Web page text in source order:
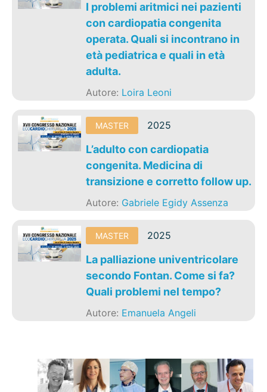
I problemi aritmici nei pazienti
con cardiopatia congenita
operata. Quali si incontrano in
età pediatrica e quali in età
adulta.
Autore: Loira Leoni
MASTER 2025
L’adulto con cardiopatia
congenita. Medicina di
transizione e corretto follow up.
Autore: Gabriele Egidy Assenza
MASTER 2025
La palliazione univentricolare
secondo Fontan. Come si fa?
Quali problemi nel tempo?
Autore: Emanuela Angeli